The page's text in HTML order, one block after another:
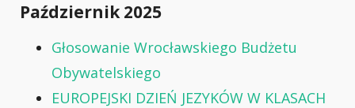
Październik 2025
Głosowanie Wrocławskiego Budżetu
Obywatelskiego
EUROPEJSKI DZIEŃ JEZYKÓW W KLASACH